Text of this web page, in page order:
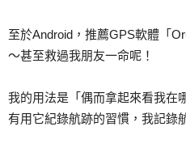
至於Android，推薦GPS軟體「
～甚至救過我朋友一命呢！
我的用法是「偶而拿起來看我在
有用它紀錄航跡的習慣，我記錄